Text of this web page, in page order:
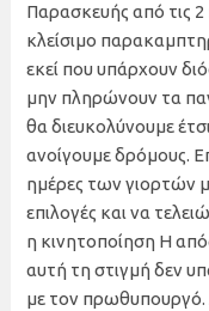
Παρασκευής από τις 2
κλείσιμο
εκεί που υπάρχουν
μην πληρώνουν τα
θα διευκολύνουμε
ανοίγουμε δρόμους.
ημέρες των γιορτών
επιλογές και να
η κινητοποίηση Η
αυτή τη στιγμή δεν
με τον πρωθυπουργό.